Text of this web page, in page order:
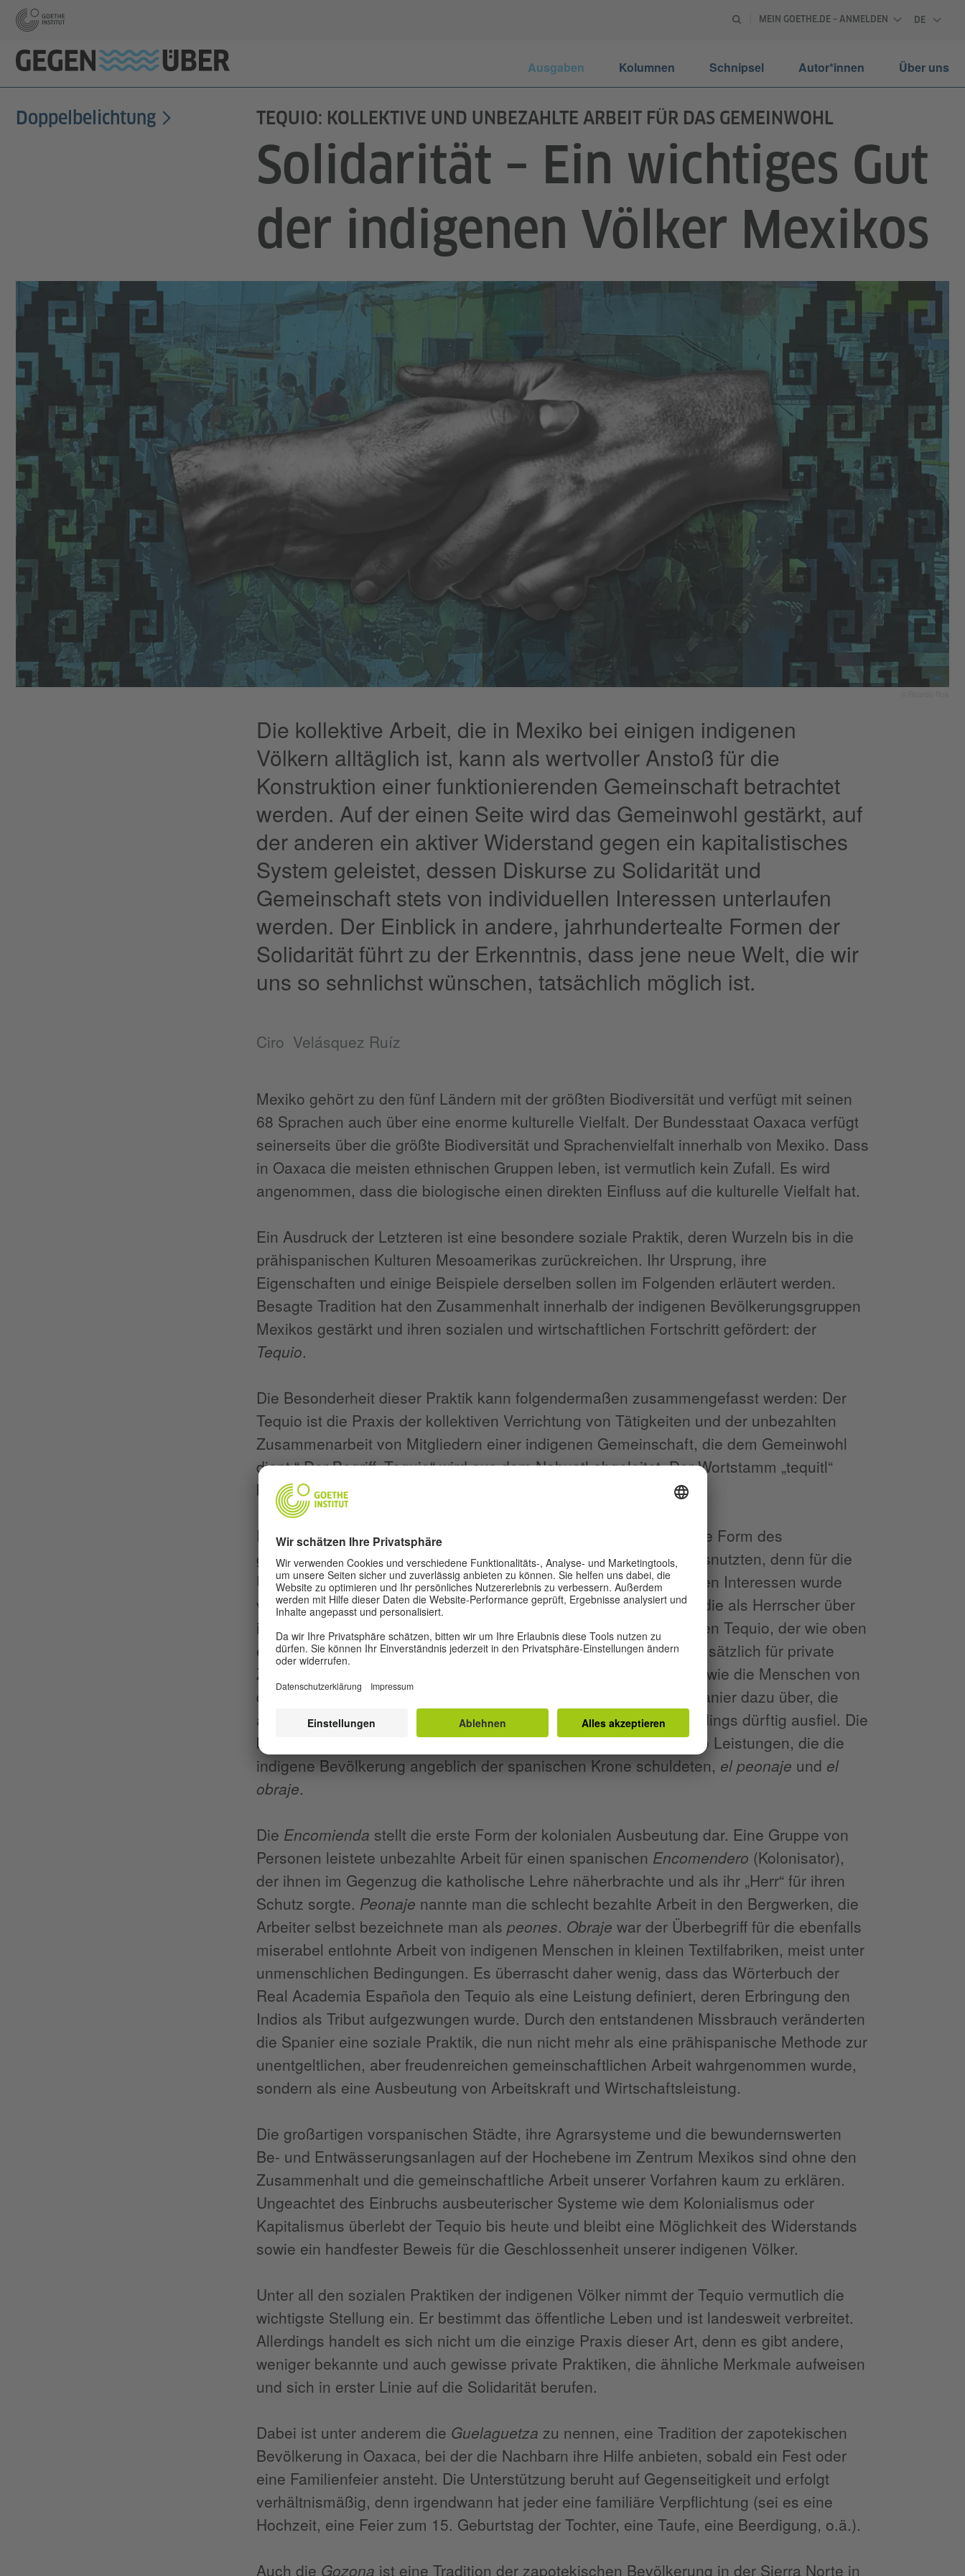
MEIN GOETHE.DE – ANMELDEN
DE
Ausgaben Kolumnen Schnipsel Autor*innen Über uns
Doppelbelichtung TEQUIO: KOLLEKTIVE UND UNBEZAHLTE ARBEIT FÜR DAS GEMEINWOHL
Solidarität – Ein wichtiges Gut
der indigenen Völker Mexikos
Die kollektive Arbeit, die in Mexiko bei einigen indigenen
Völkern alltäglich ist, kann als wertvoller Anstoß für die
Konstruktion einer funktionierenden Gemeinschaft betrachtet
werden. Auf der einen Seite wird das Gemeinwohl gestärkt, auf
der anderen ein aktiver Widerstand gegen ein kapitalistisches
System geleistet, dessen Diskurse zu Solidarität und
Gemeinschaft stets von individuellen Interessen unterlaufen
werden. Der Einblick in andere, jahrhundertealte Formen der
Solidarität führt zu der Erkenntnis, dass jene neue Welt, die wir
uns so sehnlichst wünschen, tatsächlich möglich ist.
Ciro Velásquez Ruíz
Mexiko gehört zu den fünf Ländern mit der größten Biodiversität und verfügt mit seinen
68 Sprachen auch über eine enorme kulturelle Vielfalt. Der Bundesstaat Oaxaca verfügt
seinerseits über die größte Biodiversität und Sprachenvielfalt innerhalb von Mexiko. Dass
in Oaxaca die meisten ethnischen Gruppen leben, ist vermutlich kein Zufall. Es wird
angenommen, dass die biologische einen direkten Einfluss auf die kulturelle Vielfalt hat.
Ein Ausdruck der Letzteren ist eine besondere soziale Praktik, deren Wurzeln bis in die
prähispanischen Kulturen Mesoamerikas zurückreichen. Ihr Ursprung, ihre
Eigenschaften und einige Beispiele derselben sollen im Folgenden erläutert werden.
Besagte Tradition hat den Zusammenhalt innerhalb der indigenen Bevölkerungsgruppen
Mexikos gestärkt und ihren sozialen und wirtschaftlichen Fortschritt gefördert: der
Tequio.
Die Besonderheit dieser Praktik kann folgendermaßen zusammengefasst werden: Der
Tequio ist die Praxis der kollektiven Verrichtung von Tätigkeiten und der unbezahlten
Zusammenarbeit von Mitgliedern einer indigenen Gemeinschaft, die dem Gemeinwohl
dient.“ Der Begriff „Tequio“ wird aus dem Nahuatl abgeleitet. Der Wortstamm „tequitl“
bedeutet „Arbeit“ oder „Tribut“.
DerTequioexistierte bereits vor der Ankunft der Spanier, die diese Form des
gemeinschaftlichen Zusammenhalts für ihre Kolonialvorhaben ausnutzten, denn für die
Urbanisierung von Flächen und die Förderung ihrer wirtschaftlichen Interessen wurde
viel Arbeitskraft benötigt. Daher baten sie die Tlatoanisum Hilfe, die als Herrscher über
ihr Volk bestimmen konnten. Später missbrauchten die Spanier den Tequio, der wie oben
erwähnt als kollektive Arbeit für das Gemeinwohl definiert wird, zusätzlich für private
Zwecke, was zu Ausbeutung und Beschwerden der
führte, wie die Menschen von
den Kolonialisierenden genannt wurden. Daraufhin gingen die Spanier dazu über, die
anfallenden Arbeiten zu bezahlen, wobei der Lohnausgleich allerdings dürftig ausfiel. Die
besten Beispiele dieser Ausbeutung waren dieencomiendas, also Leistungen, die die
indigene Bevölkerung angeblich der spanischen Krone schuldeten, el peonaje und el
obraje.
Die Encomienda stellt die erste Form der kolonialen Ausbeutung dar. Eine Gruppe von
Personen leistete unbezahlte Arbeit für einen spanischen Encomendero (Kolonisator),
der ihnen im Gegenzug die katholische Lehre näherbrachte und als ihr „Herr“ für ihren
Schutz sorgte. Peonaje nannte man die schlecht bezahlte Arbeit in den Bergwerken, die
Arbeiter selbst bezeichnete man als peones. Obraje war der Überbegriff für die ebenfalls
miserabel entlohnte Arbeit von indigenen Menschen in kleinen Textilfabriken, meist unter
unmenschlichen Bedingungen. Es überrascht daher wenig, dass das Wörterbuch der
Real Academia Española den Tequio als eine Leistung definiert, deren Erbringung den
Indios als Tribut aufgezwungen wurde. Durch den entstandenen Missbrauch veränderten
die Spanier eine soziale Praktik, die nun nicht mehr als eine prähispanische Methode zur
unentgeltlichen, aber freudenreichen gemeinschaftlichen Arbeit wahrgenommen wurde,
sondern als eine Ausbeutung von Arbeitskraft und Wirtschaftsleistung.
Die großartigen vorspanischen Städte, ihre Agrarsysteme und die bewundernswerten
Be- und Entwässerungsanlagen auf der Hochebene im Zentrum Mexikos sind ohne den
Zusammenhalt und die gemeinschaftliche Arbeit unserer Vorfahren kaum zu erklären.
Ungeachtet des Einbruchs ausbeuterischer Systeme wie dem Kolonialismus oder
Kapitalismus überlebt der Tequio bis heute und bleibt eine Möglichkeit des Widerstands
sowie ein handfester Beweis für die Geschlossenheit unserer indigenen Völker.
Unter all den sozialen Praktiken der indigenen Völker nimmt der Tequio vermutlich die
wichtigste Stellung ein. Er bestimmt das öffentliche Leben und ist landesweit verbreitet.
Allerdings handelt es sich nicht um die einzige Praxis dieser Art, denn es gibt andere,
weniger bekannte und auch gewisse private Praktiken, die ähnliche Merkmale aufweisen
und sich in erster Linie auf die Solidarität berufen.
Dabei ist unter anderem die Guelaguetza zu nennen, eine Tradition der zapotekischen
Bevölkerung in Oaxaca, bei der die Nachbarn ihre Hilfe anbieten, sobald ein Fest oder
eine Familienfeier ansteht. Die Unterstützung beruht auf Gegenseitigkeit und erfolgt
verhältnismäßig, denn irgendwann hat jeder eine familiäre Verpflichtung (sei es eine
Hochzeit, eine Feier zum 15. Geburtstag der Tochter, eine Taufe, eine Beerdigung, o.ä.).
Auch die Gozona ist eine Tradition der zapotekischen Bevölkerung in der Sierra Norte in